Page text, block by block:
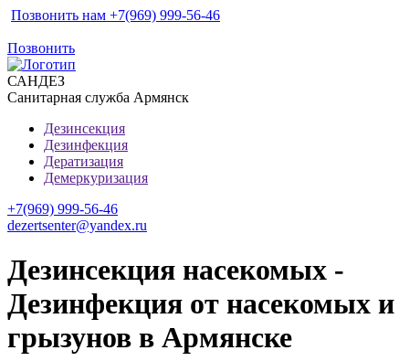
Позвонить нам +7(969) 999-56-46
Позвонить
САНДЕЗ
Санитарная служба Армянск
Дезинсекция
Дезинфекция
Дератизация
Демеркуризация
+7(969) 999-56-46
dezertsenter@yandex.ru
Дезинсекция насекомых -
Дезинфекция от насекомых и
грызунов в Армянске